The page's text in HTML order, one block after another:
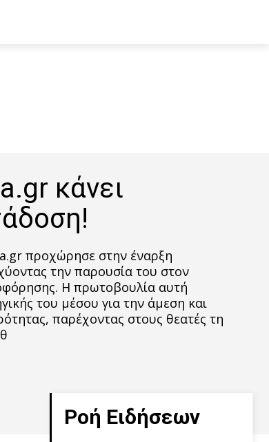
κάνει
προχώρησε στην έναρξη
την παρουσία του στον
Η πρωτοβουλία αυτή
του μέσου για την άμεση και
παρέχοντας στους θεατές τη
Ροή Ειδήσεων